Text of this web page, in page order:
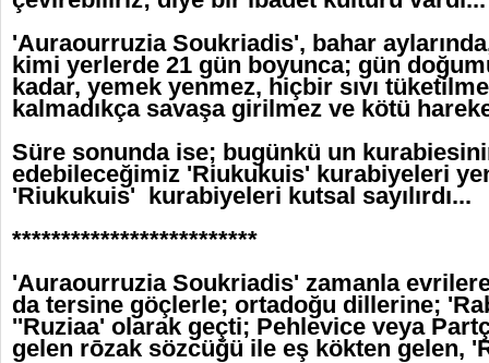
'Auraourruzia Soukriadis', bahar
kimi yerlerde 21 gün boyunca; gün
kadar, yemek yenmez, hiçbir sıvı
kalmadıkça savaşa girilmez ve kötü
Süre sonunda ise; bugünkü un
edebileceğimiz 'Riukukuis' kurabiyeleri
'Riukukuis' kurabiyeleri kutsal sayılırdı...
*************************
'Auraourruzia Soukriadis' zamanla
da tersine göçlerle; ortadoğu dillerine;
''Ruziaa' olarak geçti; Pehlevice veya
gelen rōzak sözcüğü ile eş kökten gelen,